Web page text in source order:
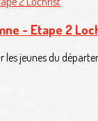
- Etape 2
jeunes du